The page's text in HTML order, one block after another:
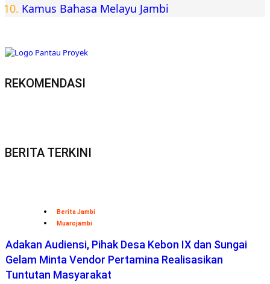
Kamus Bahasa Melayu Jambi
REKOMENDASI
BERITA TERKINI
Berita Jambi
Muarojambi
Adakan Audiensi, Pihak Desa Kebon IX dan Sungai
Gelam Minta Vendor Pertamina Realisasikan
Tuntutan Masyarakat